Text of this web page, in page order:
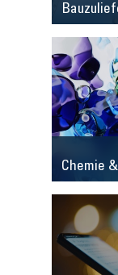
Chemie